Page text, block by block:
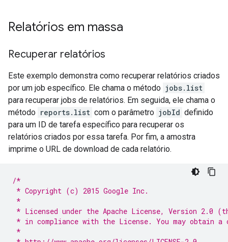
Relatórios em massa
Recuperar relatórios
Este exemplo demonstra como recuperar relatórios criados
por um job específico. Ele chama o método jobs.list
para recuperar jobs de relatórios. Em seguida, ele chama o
método reports.list com o parâmetro jobId definido
para um ID de tarefa específico para recuperar os
relatórios criados por essa tarefa. Por fim, a amostra
imprime o URL de download de cada relatório.
/*
* Copyright (c) 2015 Google Inc.
*
* Licensed under the Apache License, Version
* in compliance with the License. You may obtain
*